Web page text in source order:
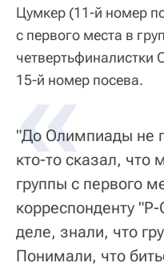
Цумкер (11-й номер
с первого места в
15-й номер посева.
"До Олимпиады не
кто-то сказал,
группы с первого
корреспонденту
деле, знали, что
Понимали, что